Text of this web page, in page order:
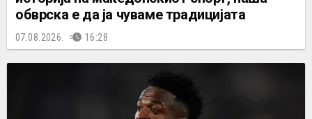
обврска е да ја чуваме традицијата
07.08.2026. 16:28